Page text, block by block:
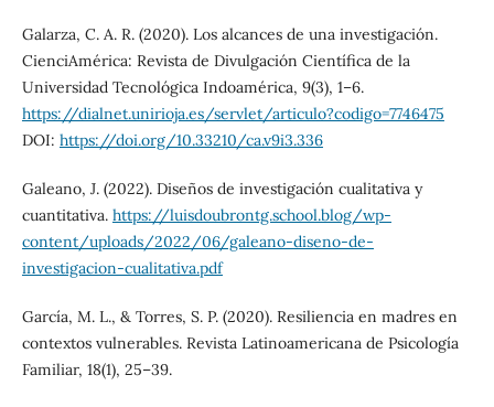
Galarza, C. A. R. (2020). Los alcances de una investigación.
CienciAmérica: Revista de Divulgación Científica de la
Universidad Tecnológica Indoamérica, 9(3), 1–6.
https://dialnet.unirioja.es/servlet/articulo?codigo=7746475
DOI: https://doi.org/10.33210/ca.v9i3.336
Galeano, J. (2022). Diseños de investigación cualitativa y
cuantitativa. https://luisdoubrontg.school.blog/wp-
content/uploads/2022/06/galeano-diseno-de-
investigacion-cualitativa.pdf
García, M. L., & Torres, S. P. (2020). Resiliencia en madres en
contextos vulnerables. Revista Latinoamericana de Psicología
Familiar, 18(1), 25–39.